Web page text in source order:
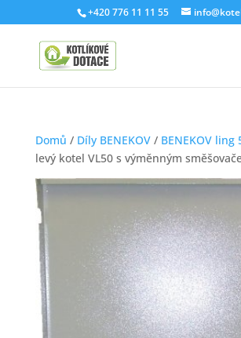
+420 776 11 11 55
Domů / Díly BENEKOV/ BENEKOV ling
levý kotel VL50 s výměnným